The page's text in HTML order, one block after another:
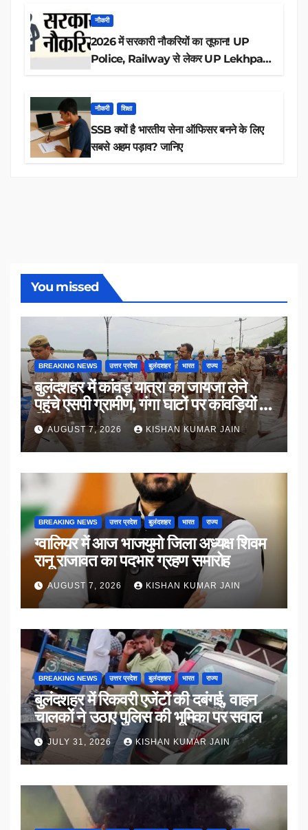
नौकरी
2026 में सरकारी नौकरियों का तूफान! UP
Police, Railway से लेकर UP Lekhpal
नौकरी शिक्षा
SSB क्यों है भारतीय सेना ऑफिसर बनने के लिए
सबसे अहम पड़ाव? जानिए
You missed
BREAKING NEWS उत्तर प्रदेश बुलंदशहर भारत राज्य
बुलंदशहर में कांवड़ यात्रा का जायजा लेने
पहुंचे एसपी ग्रामीण, गंगा घाटों पर कांवड़ियों से
किया संवाद
AUGUST 7, 2026 KISHAN KUMAR JAIN
BREAKING NEWS उत्तर प्रदेश बुलंदशहर भारत राज्य
ग्वालियर में आज भाजयुमो जिला अध्यक्ष शिवम
रानू राजावत का पदभार ग्रहण समारोह
AUGUST 7, 2026 KISHAN KUMAR JAIN
BREAKING NEWS उत्तर प्रदेश बुलंदशहर भारत राज्य
बुलंदशहर में रिकवरी एजेंटों की दबंगई, वाहन
चालकों ने उठाए पुलिस की भूमिका पर सवाल
JULY 31, 2026 KISHAN KUMAR JAIN